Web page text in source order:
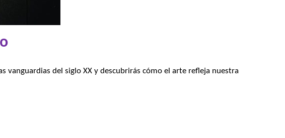
vanguardias del siglo XX y descubrirás cómo el arte refleja nuestra